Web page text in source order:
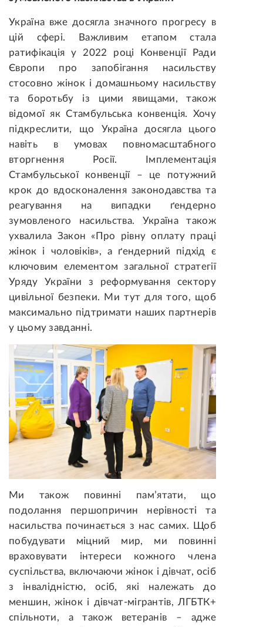
Україна вже досягла значного прогресу в
цій сфері. Важливим етапом стала
ратифікація у 2022 році Конвенції Ради
Європи про запобігання насильству
стосовно жінок і домашньому насильству
та боротьбу із цими явищами, також
відомої як Стамбульська конвенція. Хочу
підкреслити, що Україна досягла цього
навіть в умовах повномасштабного
вторгнення Росії. Імплементація
Стамбульської конвенції – це потужний
крок до вдосконалення законодавства та
реагування на випадки ґендерно
зумовленого насильства. Україна також
ухвалила Закон «Про рівну оплату праці
жінок і чоловіків», а ґендерний підхід є
ключовим елементом загальної стратегії
Уряду України з реформування сектору
цивільної безпеки. Ми тут для того, щоб
максимально підтримати наших партнерів
у цьому завданні.
Ми також повинні пам’ятати, що
подолання першопричин нерівності та
насильства починається з нас самих. Щоб
побудувати міцний мир, ми повинні
враховувати інтереси кожного члена
суспільства, включаючи жінок і дівчат, осіб
з інвалідністю, осіб, які належать до
меншин, жінок і дівчат-мігрантів, ЛГБТК+
спільноти, а також ветеранів – адже